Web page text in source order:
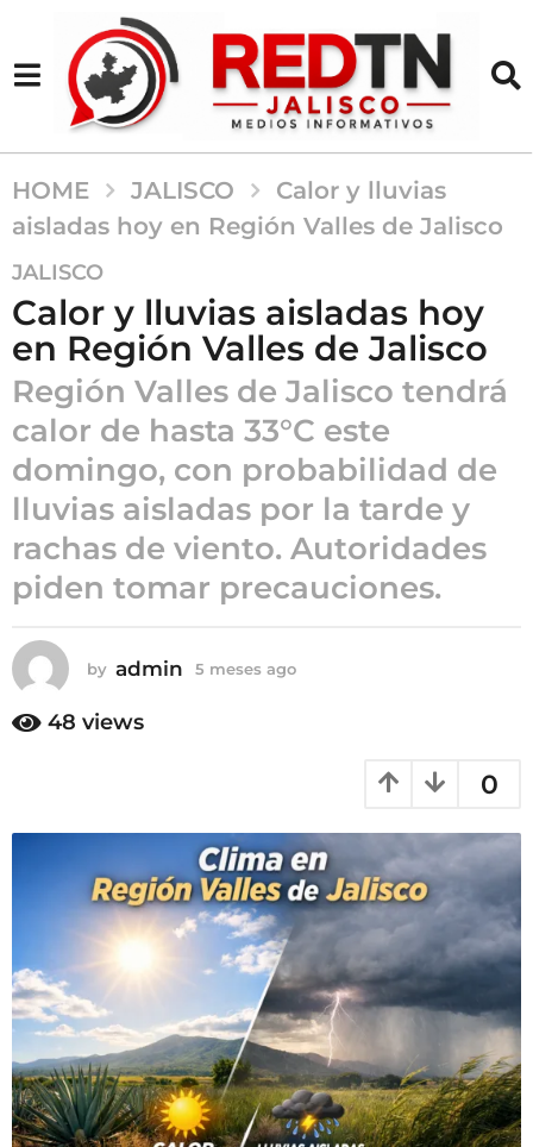
HOME JALISCO
Calor y lluvias
aisladas hoy en Región Valles de Jalisco
5
m
e
s
e
s
a
g
o
5
m
e
s
s
a
g
JALISCO
Calor y lluvias aisladas hoy
en Región Valles de Jalisco
Región Valles de Jalisco tendrá
calor de hasta 33°C este
domingo, con probabilidad de
lluvias aisladas por la tarde y
rachas de viento. Autoridades
piden tomar precauciones.
by admin 5 meses ago
o
48 views
0